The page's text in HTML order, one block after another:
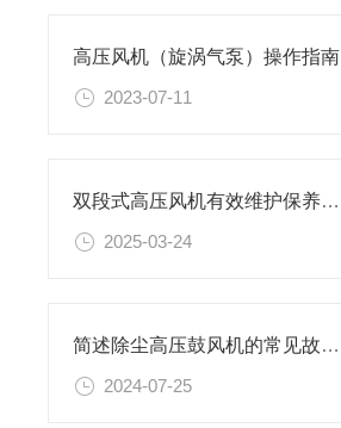
高压风机（旋涡气泵）操作指南
2023-07-11
双段式高压风机有效维护保养的建议分享
2025-03-24
简述除尘高压鼓风机的常见故障相应解决方法
2024-07-25